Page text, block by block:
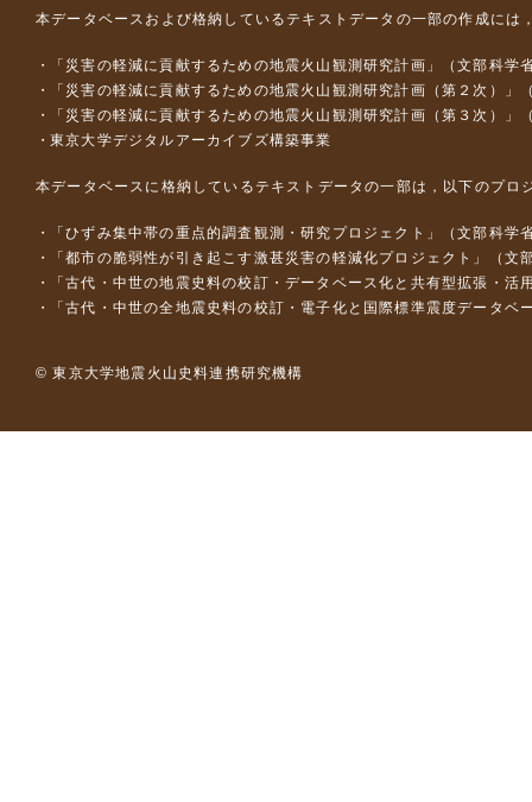
本データベースおよび格納しているテキストデータの一部の作成には
「災害の軽減に貢献するための地震火山観測研究計画」（文部科学
「災害の軽減に貢献するための地震火山観測研究計画（第２次）」
「災害の軽減に貢献するための地震火山観測研究計画（第３次）」
東京大学デジタルアーカイブズ構築事業
本データベースに格納しているテキストデータの一部は，以下のプロ
「ひずみ集中帯の重点的調査観測・研究プロジェクト」（文部科
「都市の脆弱性が引き起こす激甚災害の軽減化プロジェクト」（
「古代・中世の地震史料の校訂・データベース化と共有型拡張・
「古代・中世の全地震史料の校訂・電子化と国際標準震度データ
© 東京大学地震火山史料連携研究機構